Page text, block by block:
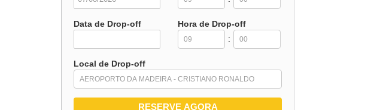
Data de Drop-off
Hora de Drop-off
:
Local de Drop-off